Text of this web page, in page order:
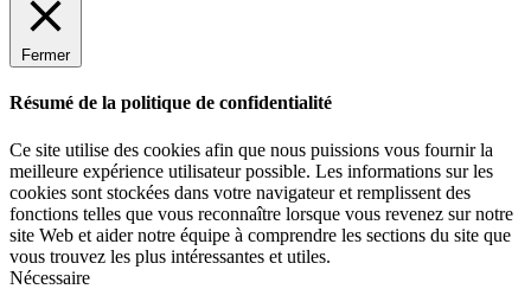
Fermer
Résumé de la politique de confidentialité
Ce site utilise des cookies afin que nous puissions vous fournir la
meilleure expérience utilisateur possible. Les informations sur les
cookies sont stockées dans votre navigateur et remplissent des
fonctions telles que vous reconnaître lorsque vous revenez sur notre
site Web et aider notre équipe à comprendre les sections du site que
vous trouvez les plus intéressantes et utiles.
Nécessaire